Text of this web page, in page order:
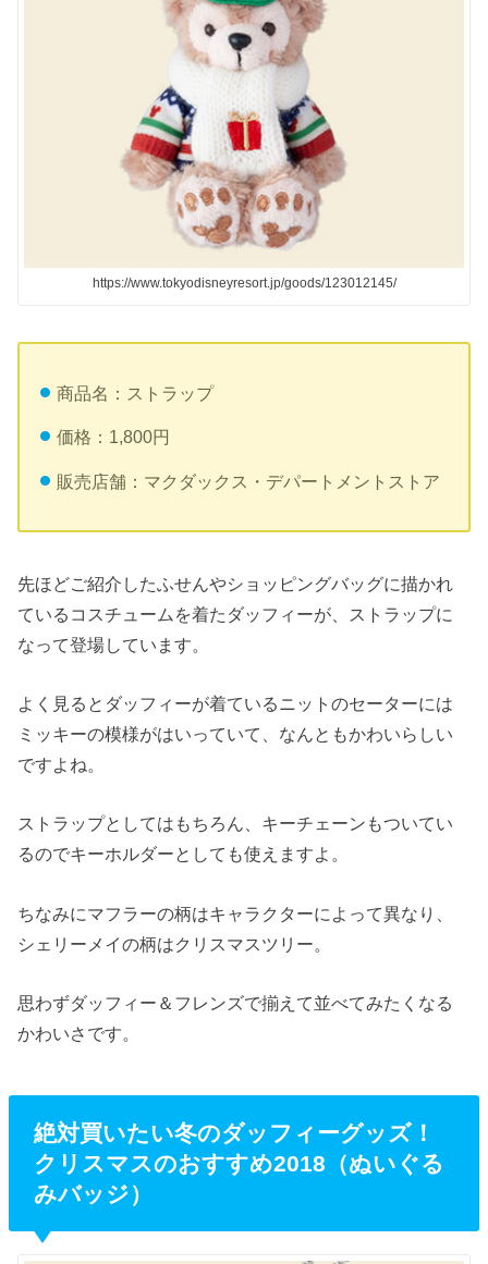
https://www.tokyodisneyresort.jp/goods/123012145/
商品名：ストラップ
価格：1,800円
販売店舗：マクダックス・デパートメントストア
先ほどご紹介したふせんやショッピングバッグに描かれ
ているコスチュームを着たダッフィーが、ストラップに
なって登場しています。
よく見るとダッフィーが着ているニットのセーターには
ミッキーの模様がはいっていて、なんともかわいらしい
ですよね。
ストラップとしてはもちろん、キーチェーンもついてい
るのでキーホルダーとしても使えますよ。
ちなみにマフラーの柄はキャラクターによって異なり、
シェリーメイの柄はクリスマスツリー。
思わずダッフィー＆フレンズで揃えて並べてみたくなる
かわいさです。
絶対買いたい冬のダッフィーグッズ！
クリスマスのおすすめ2018（ぬいぐる
みバッジ）